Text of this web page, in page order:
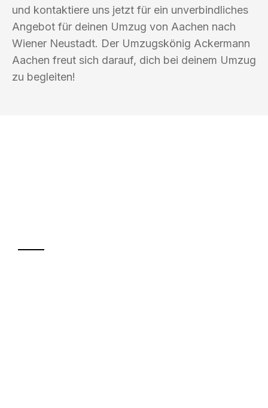
und kontaktiere uns jetzt für ein unverbindliches
Angebot für deinen Umzug von Aachen nach
Wiener Neustadt. Der Umzugskönig Ackermann
Aachen freut sich darauf, dich bei deinem Umzug
zu begleiten!